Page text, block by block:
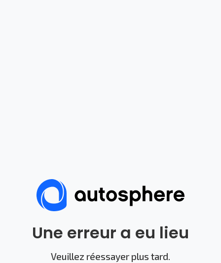
Une erreur a eu lieu
Veuillez réessayer plus tard.